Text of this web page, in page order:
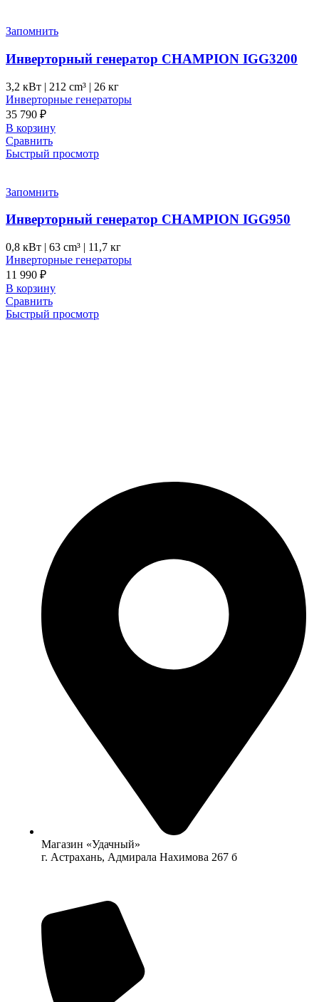
Запомнить
Инверторный генератор CHAMPION IGG3200
3,2 кВт | 212 cm³ | 26 кг
Инверторные генераторы
35 790 ₽
В корзину
Сравнить
Быстрый просмотр
Запомнить
Инверторный генератор CHAMPION IGG950
0,8 кВт | 63 cm³ | 11,7 кг
Инверторные генераторы
11 990 ₽
В корзину
Сравнить
Быстрый просмотр
Магазин «Удачный»
г. Астрахань, Адмирала Нахимова 267 б